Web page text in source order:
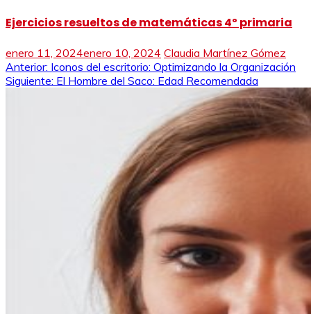
Ejercicios resueltos de matemáticas 4º primaria
enero 11, 2024enero 10, 2024 Claudia Martínez Gómez
Navegación
de
Anterior: Iconos del escritorio: Optimizando la Organización
Siguiente: El Hombre del Saco: Edad Recomendada